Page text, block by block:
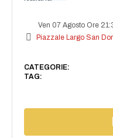
Ven 07 Agosto Ore
Piazzale Largo San
CATEGORIE:
TAG: